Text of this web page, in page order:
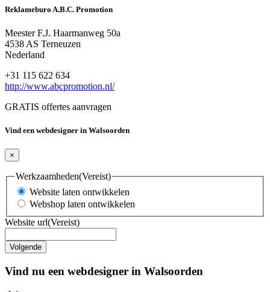
Reklameburo A.B.C. Promotion
Meester F.J. Haarmanweg 50a
4538 AS Terneuzen
Nederland
+31 115 622 634
http://www.abcpromotion.nl/
GRATIS offertes aanvragen
Vind een webdesigner in Walsoorden
×
Werkzaamheden(Vereist)
Website laten ontwikkelen
Webshop laten ontwikkelen
Website url(Vereist)
Vind nu een webdesigner in Walsoorden